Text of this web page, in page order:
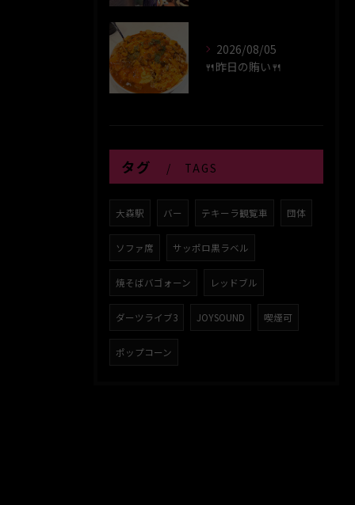
2026/08/05
🍴昨日の賄い🍴
タグ TAGS
大森駅 バー テキーラ観覧車 団体
ソファ席 サッポロ黒ラベル
焼そばバゴォーン レッドブル
ダーツライブ3 JOYSOUND 喫煙可
ポップコーン